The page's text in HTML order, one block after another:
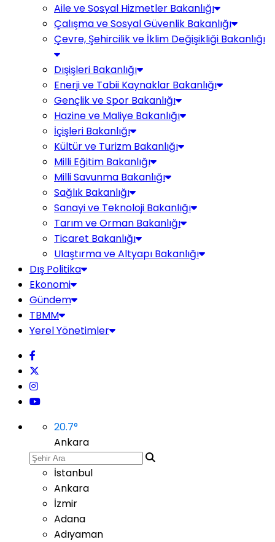
Aile ve Sosyal Hizmetler Bakanlığı
Çalışma ve Sosyal Güvenlik Bakanlığı
Çevre, Şehircilik ve İklim Değişikliği Bakanlığı
Dışişleri Bakanlığı
Enerji ve Tabii Kaynaklar Bakanlığı
Gençlik ve Spor Bakanlığı
Hazine ve Maliye Bakanlığı
İçişleri Bakanlığı
Kültür ve Turizm Bakanlığı
Milli Eğitim Bakanlığı
Milli Savunma Bakanlığı
Sağlık Bakanlığı
Sanayi ve Teknoloji Bakanlığı
Tarım ve Orman Bakanlığı
Ticaret Bakanlığı
Ulaştırma ve Altyapı Bakanlığı
Dış Politika
Ekonomi
Gündem
TBMM
Yerel Yönetimler
20.7°
Ankara
İstanbul
Ankara
İzmir
Adana
Adıyaman